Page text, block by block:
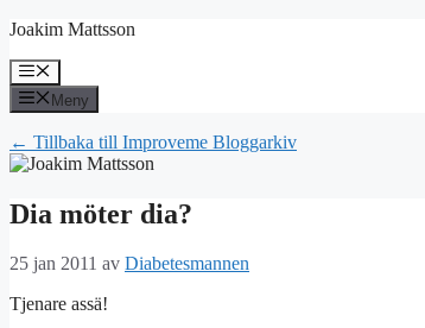
Hoppa
innehåll
Joakim Mattsson
Meny
Meny
← Tillbaka till Improveme Bloggarkiv
Dia möter dia?
25 jan 2011 av Diabetesmannen
Tjenare assä!